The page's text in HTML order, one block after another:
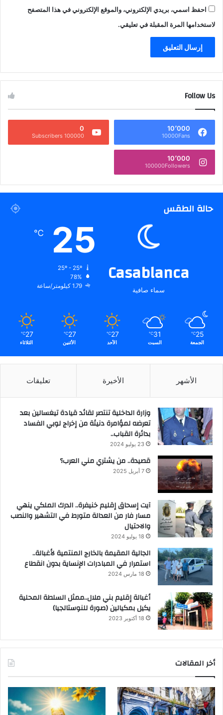
احفظ اسمي، بريدي الإلكتروني، والموقع الإلكتروني في هذا المتصفح
لاستخدامها المرة المقبلة في تعليقي.
Follow Us
10٬000
10000Fans
0
100000 Subscribers
10٬000
100000Followers
حالة الطقس
Casablanca
سماء صافية
25
℃
78%
1.79 كيلومتر/ساعة
25
℃
الجمعة
31
℃
السبت
27
℃
الأحد
27
℃
الأثنين
27
℃
الثلاثاء
الأشهر الأخيرة تعليقات
وزارة الداخلية تنتصر لقائد قيادة تيغسالين بعد
تعرضه لمؤامرة دنيئة من إخراج لوبي الفساد
بدائرة القباب..
23 يوليو 2024
قصيدة.. من يشتري مني العرب؟
7 أبريل 2025
آيت إسحاق إقليم خنيفرة.. الدرك الملكي ينهي
مسار فار من العدالة متورط في التشهير والنصب
والاحتيال
18 يوليو 2024
الجالية المقيمة بالخارج المنتمية لأغبالة..
استمرار في المبادرات الإنساية بدون انقطاع
18 مارس 2024
أغبالة إقليم بني ملال..ممثل السلطة المحلية
يكيل بمكيالين (صورة للنوستالجيا)
18 أكتوبر 2023
أخر المقالات